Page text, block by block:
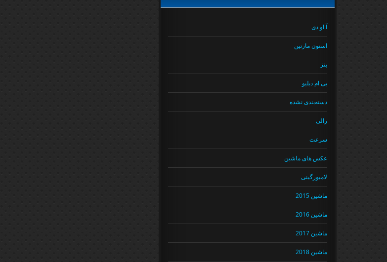
آ او دی
استون مارتین
بنز
بی ام دبلیو
دسته‌بندی نشده
رالی
سرعت
عکس های ماشین
لامبورگینی
ماشین 2015
ماشین 2016
ماشین 2017
ماشین 2018